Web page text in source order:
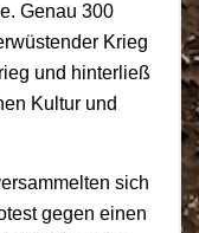
Genau 300
Krieg
und hinterließ
Kultur und
sich
gegen einen